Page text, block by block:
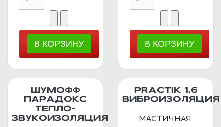
ШУМОФФ
ПАРАДОКС
ТЕПЛО-
ЗВУКОИЗОЛЯЦИЯ
PRACTIK 1.6
ВИБРОИЗОЛЯЦИЯ
МАСТИЧНАЯ.